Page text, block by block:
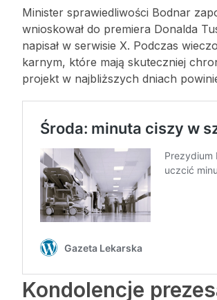
Minister sprawiedliwości Bodnar
wnioskował do premiera Donalda
napisał w serwisie X. Podczas
karnym, które mają skuteczniej
projekt w najbliższych dniach
Kondolencje